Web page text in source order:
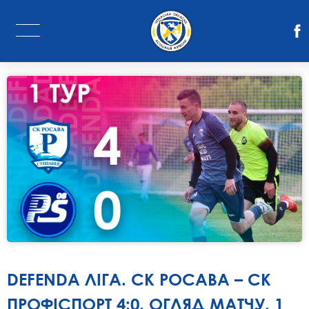
DEFENDA ЛІГА. СК РОСАВА – СК
ПРОФІСПОРТ 4:0. ОГЛЯД МАТЧУ. 1